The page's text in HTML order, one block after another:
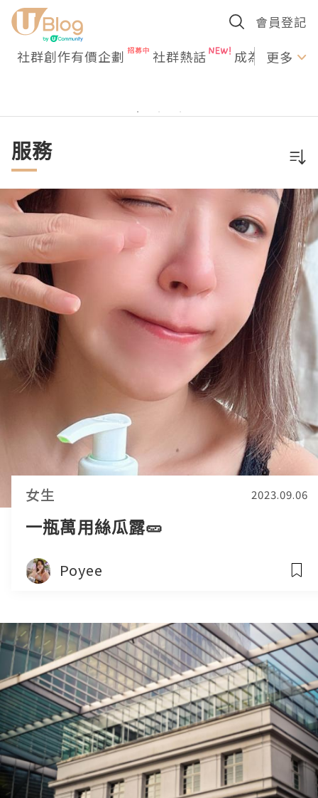
會員登記
社群創作有價企劃 社群熱話 成為U更多
服務
女生 2023.09.06
一瓶萬用絲瓜露🥒
Poyee